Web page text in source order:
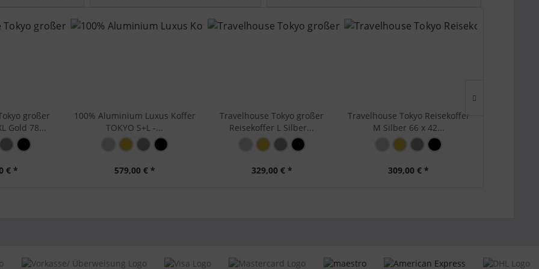
78 cm)
4x Doppelrollen, Griff:
Teleskopgestänge,
Hartschale (Aluminium),
Schnallenverschluss,
Aluminium - Kantenschutz,
großer
Gold 78...
€ *
100% Aluminium Luxus Koffer
TOKYO S+L -...
579,00 € *
Travelhouse Tokyo großer
Reisekoffer L Silber...
329,00 € *
Travelhouse Tokyo Reisekoffer
M Silber 66 x 42...
309,00 € *